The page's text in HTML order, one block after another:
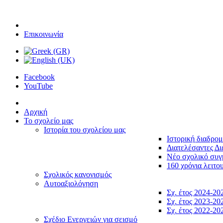
Επικοινωνία
Facebook
YouTube
Αρχική
Το σχολείο μας
Ιστορία του σχολείου μας
Ιστορική
Διατελέσαντες
Νέο σχολικό
160 χρόνια
Σχολικός κανονισμός
Αυτοαξιολόγηση
Σχ. έτος 2024-
Σχ. έτος 2023-
Σχ. έτος 2022-
Σχέδιο Ενεργειών για σεισμό